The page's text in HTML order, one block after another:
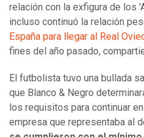
relación con la exfigura de los
incluso continuó la relación
España para llegar al Real
fines del año pasado,
El futbolista tuvo una bullada
que Blanco & Negro
los requisitos para continuar
empresa que representaba al